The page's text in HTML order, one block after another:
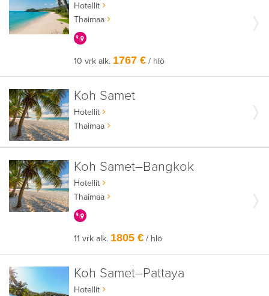
Hotellit
Thaimaa
10 vrk alk. 1767 € / hlö
Koh Samet
Hotellit
Thaimaa
Koh Samet–Bangkok
Hotellit
Thaimaa
11 vrk alk. 1805 € / hlö
Koh Samet–Pattaya
Hotellit